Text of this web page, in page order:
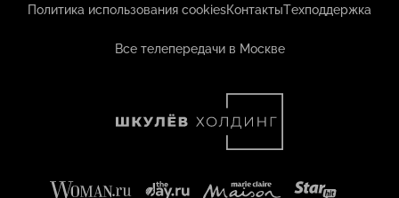
Политика использования cookiesКонтактыТехподдержка
Все телепередачи в Москве